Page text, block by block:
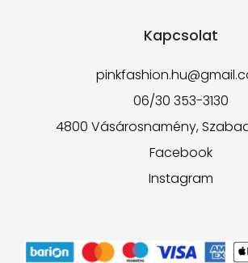
Kapcsolat
06/30 353-3130
4800 Vásárosnamény,
Facebook
Instagram